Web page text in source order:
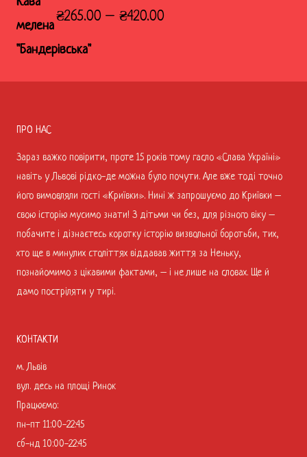
₴265.00 – ₴420.00Діапазон
ПРО НАС
Зараз важко повірити, проте 15 років тому гасло «Слава Україні»
навіть у Львові рідко-де можна було почути. Але вже тоді точно
його вимовляли гості «Криївки». Нині ж запрошуємо до Криївки –
свою історію мусимо знати! З дітьми чи без, для різного віку –
побачите і дізнаєтесь коротку історію визвольної боротьби, тих,
хто ще в минулих століттях віддавав життя за Неньку,
познайомимо з цікавими фактами, – і не лише на словах. Ще й
дамо постріляти у тирі.
КОНТАКТИ
м. Львів
вул. десь на площі Ринок
Працюємо:
пн-пт 11:00-22:45
сб-нд 10:00-22:45